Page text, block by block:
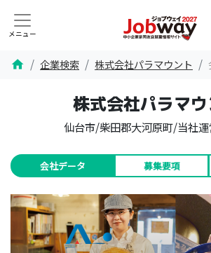
メニュー
home 企業検索 株式会社パラマウント
株式会社パラマ
仙台市/柴田郡大河原町/当社
会社データ 募集要項